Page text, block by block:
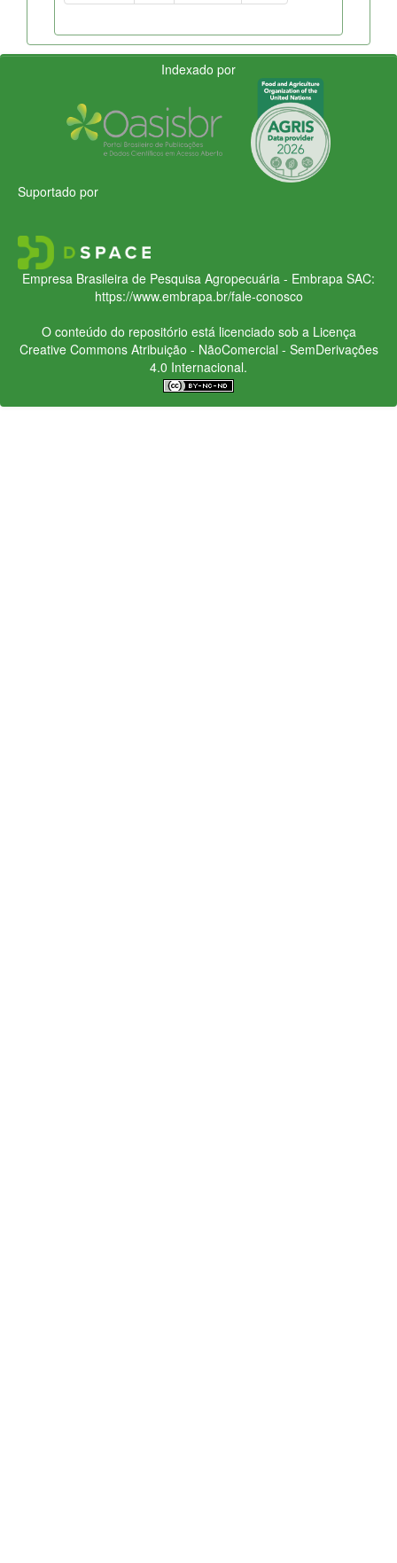
Indexado por
Suportado por
Empresa Brasileira de Pesquisa Agropecuária - Embrapa SAC:
https://www.embrapa.br/fale-conosco
O conteúdo do repositório está licenciado sob a Licença
Creative CommonsAtribuição - NãoComercial - SemDerivações
4.0 Internacional.